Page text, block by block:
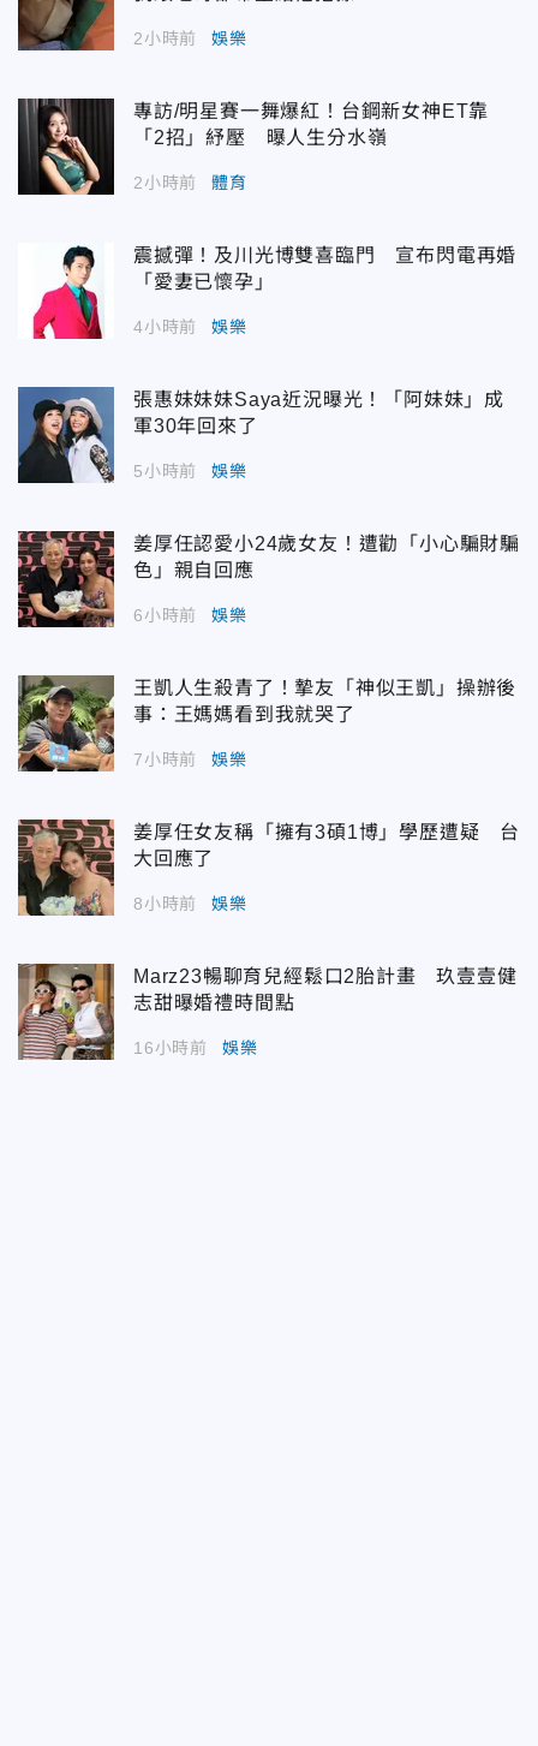
2小時前 娛樂
專訪/明星賽一舞爆紅！台鋼新女神ET靠
「2招」紓壓 曝人生分水嶺
2小時前 體育
震撼彈！及川光博雙喜臨門 宣布閃電再婚
「愛妻已懷孕」
4小時前 娛樂
張惠妹妹妹Saya近況曝光！「阿妹妹」成
軍30年回來了
5小時前 娛樂
姜厚任認愛小24歲女友！遭勸「小心騙財騙
色」親自回應
6小時前 娛樂
王凱人生殺青了！摯友「神似王凱」操辦後
事：王媽媽看到我就哭了
7小時前 娛樂
姜厚任女友稱「擁有3碩1博」學歷遭疑 台
大回應了
8小時前 娛樂
Marz23暢聊育兒經鬆口2胎計畫 玖壹壹健
志甜曝婚禮時間點
16小時前 娛樂